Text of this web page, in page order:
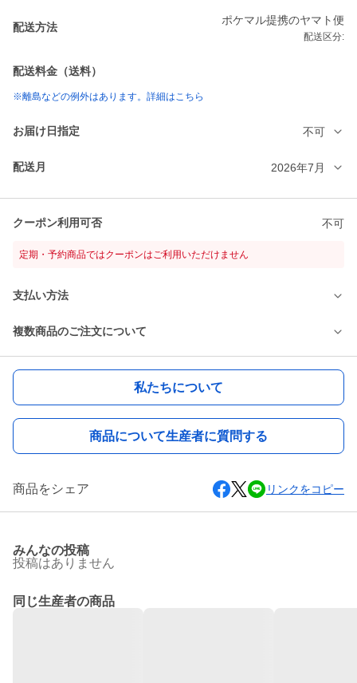
配送方法
ポケマル提携のヤマト便
配送区分:
配送料金（送料）
※離島などの例外はあります。詳細はこちら
お届け日指定 不可
配送月 2026年7月
クーポン利用可否 不可
定期・予約商品ではクーポンはご利用いただけません
支払い方法
複数商品のご注文について
私たちについて
商品について生産者に質問する
商品をシェア リンクをコピー
みんなの投稿
投稿はありません
同じ生産者の商品